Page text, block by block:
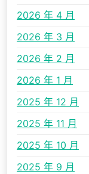
2026 年 4 月
2026 年 3 月
2026 年 2 月
2026 年 1 月
2025 年 12 月
2025 年 11 月
2025 年 10 月
2025 年 9 月